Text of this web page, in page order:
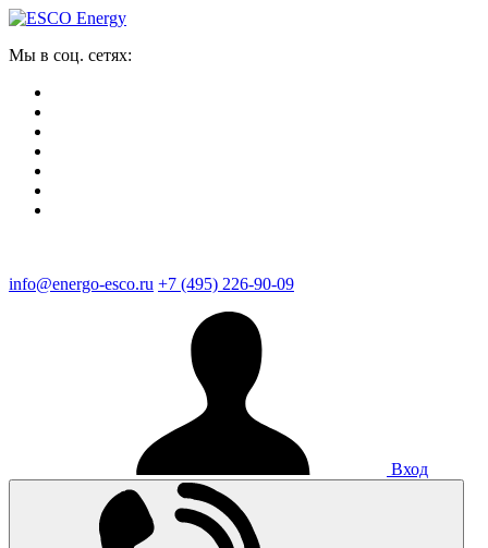
Мы в соц. сетях:
info@energo-esco.ru +7 (495) 226-90-09
Вход